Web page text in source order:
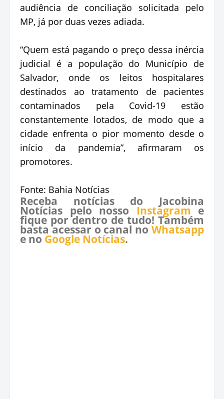
audiência de conciliação solicitada pelo
MP, já por duas vezes adiada.
“Quem está pagando o preço dessa inércia
judicial é a população do Município de
Salvador, onde os leitos hospitalares
destinados ao tratamento de pacientes
contaminados pela Covid-19 estão
constantemente lotados, de modo que a
cidade enfrenta o pior momento desde o
início da pandemia”, afirmaram os
promotores.
Fonte: Bahia Notícias
Receba notícias do Jacobina
Notícias pelo nosso Instagram e
fique por dentro de tudo! Também
basta acessar o canal no Whatsapp
e no Google Notícias.